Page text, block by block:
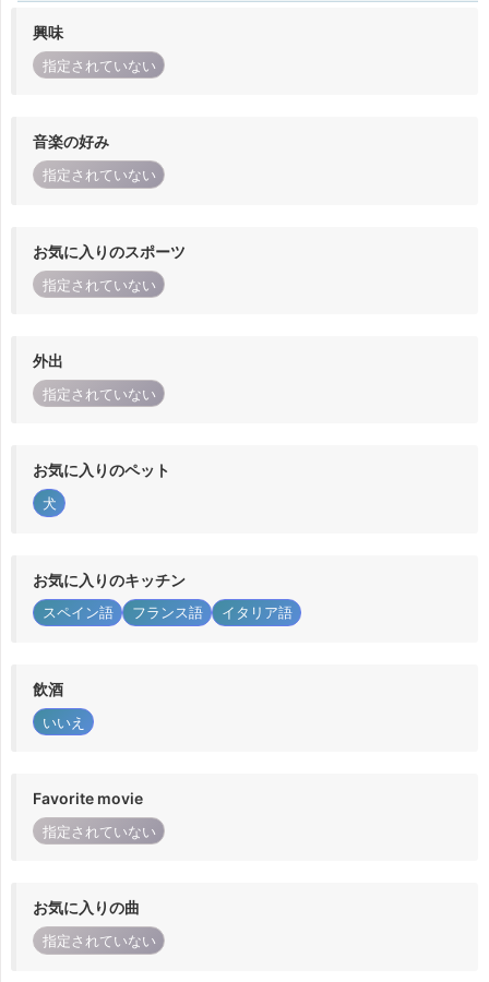
興味
指定されていない
音楽の好み
指定されていない
お気に入りのスポーツ
指定されていない
外出
指定されていない
お気に入りのペット
犬
お気に入りのキッチン
スペイン語 フランス語 イタリア語
飲酒
いいえ
Favorite movie
指定されていない
お気に入りの曲
指定されていない